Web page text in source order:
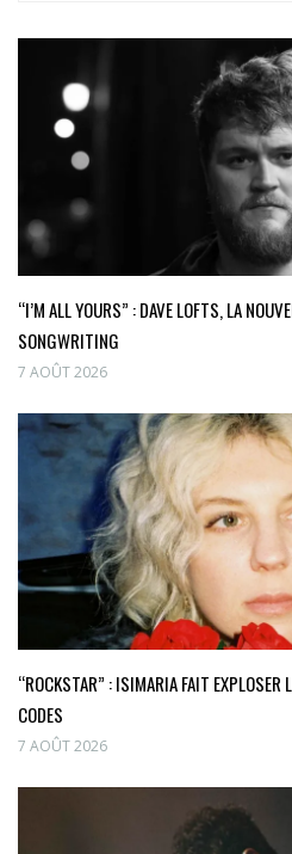
“I’M ALL YOURS” : DAVE LOFTS, LA
SONGWRITING
7 AOÛT 2026
“ROCKSTAR” : ISIMARIA FAIT EXPLOSER
CODES
7 AOÛT 2026